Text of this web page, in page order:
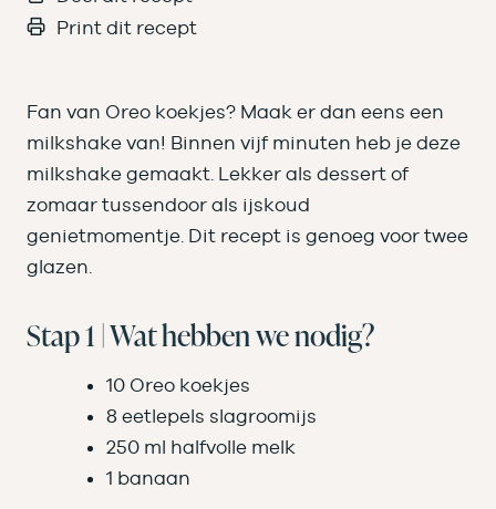
Print dit recept
Fan van Oreo koekjes? Maak er dan eens een
milkshake van! Binnen vijf minuten heb je deze
milkshake gemaakt. Lekker als dessert of
zomaar tussendoor als ijskoud
genietmomentje. Dit recept is genoeg voor twee
glazen.
Stap 1 | Wat hebben we nodig?
10 Oreo koekjes
8 eetlepels slagroomijs
250 ml halfvolle melk
1 banaan